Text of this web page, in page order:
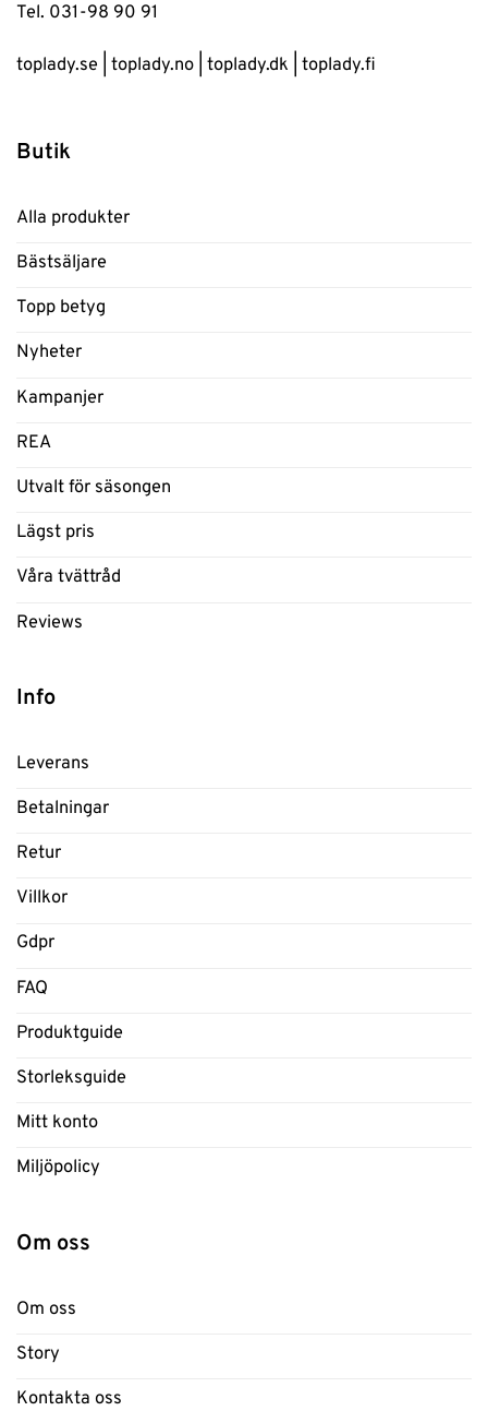
Tel. 031-98 90 91
toplady.se toplady.no toplady.dk toplady.fi
Butik
Alla produkter
Bästsäljare
Topp betyg
Nyheter
Kampanjer
REA
Utvalt för säsongen
Lägst pris
Våra tvättråd
Reviews
Info
Leverans
Betalningar
Retur
Villkor
Gdpr
FAQ
Produktguide
Storleksguide
Mitt konto
Miljöpolicy
Om oss
Om oss
Story
Kontakta oss